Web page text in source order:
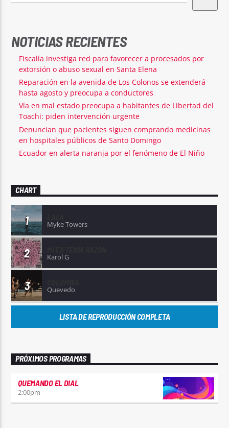
NOTICIAS RECIENTES
Fiscalía investiga red para favorecer a procesados por
extorsión o abuso sexual en Santa Elena
Reparación en la avenida de Los Colonos se extenderá
hasta agosto y preocupa a conductores
Vía en mal estado preocupa a habitantes de Libertad del
Toachi: piden intervención urgente
Denuncian que pacientes siguen comprando medicinas
en hospitales públicos de Santo Domingo
Ecuador en alerta naranja por el fenómeno de El Niño
CHART
1 Myke Towers
2 Karol G
3 Quevedo
LISTA DE REPRODUCCIÓN COMPLETA
PRÓXIMOS PROGRAMAS
QUEMANDO EL DIAL
2:00pm